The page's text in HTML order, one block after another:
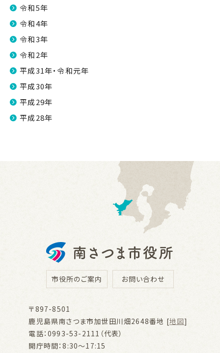
令和5年
令和4年
令和3年
令和2年
平成31年・令和元年
平成30年
平成29年
平成28年
市役所のご案内 お問い合わせ
〒897-8501
鹿児島県南さつま市加世田川畑2648番地 [地図]
電話：0993-53-2111（代表）
開庁時間：8:30～17:15